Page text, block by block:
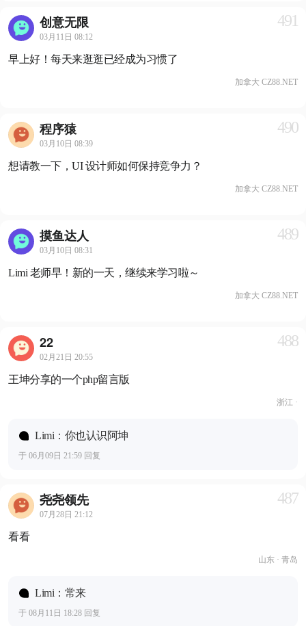
创意无限
03月11日 08:12
491
早上好！每天来逛逛已经成为习惯了
加拿大 CZ88.NET
程序猿
03月10日 08:39
490
想请教一下，UI 设计师如何保持竞争力？
加拿大 CZ88.NET
摸鱼达人
03月10日 08:31
489
Limi 老师早！新的一天，继续来学习啦～
加拿大 CZ88.NET
22
02月21日 20:55
488
王坤分享的一个php留言版
浙江 ·
Limi：你也认识阿坤
于 06月09日 21:59 回复
尧尧领先
07月28日 21:12
487
看看
山东 · 青岛
Limi：常来
于 08月11日 18:28 回复